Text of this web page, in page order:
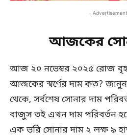
-
আজকের
আজ ২০ নভেম্বর ২০২৫ রোজ
আজকের স্বর্ণের দাম কত?
থেকে, সর্বশেষ সোনার দাম
বাজুস তই এখন দাম পরিবর্তন
এক ভরি সোনার দাম ২ লক্ষ ৯